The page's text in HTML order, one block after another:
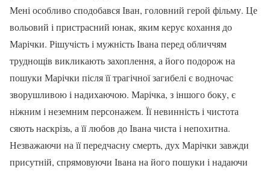
Мені особливо сподобався Іван, головний герой фільму. Це
вольовий і пристрасний юнак, яким керує кохання до
Марічки. Рішучість і мужність Івана перед обличчям
труднощів викликають захоплення, а його подорож на
пошуки Марічки після її трагічної загибелі є водночас
зворушливою і надихаючою. Марічка, з іншого боку, є
ніжним і неземним персонажем. Її невинність і чистота
сяють наскрізь, а її любов до Івана чиста і непохитна.
Незважаючи на її передчасну смерть, дух Марічки завжди
присутній, спрямовуючи Івана на його пошуки і надаючи